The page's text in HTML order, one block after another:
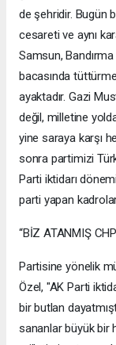
de şehridir. Bugün
cesareti ve aynı
Samsun,
bacasında
ayaktadır. Gazi
değil, milletine
yine saraya karşı
sonra partimizi
Parti iktidarı
parti yapan kadrolar
“BİZ ATANMIŞ
Partisine yönelik
Özel, "AK Parti
bir butlan
sananlar büyük bir